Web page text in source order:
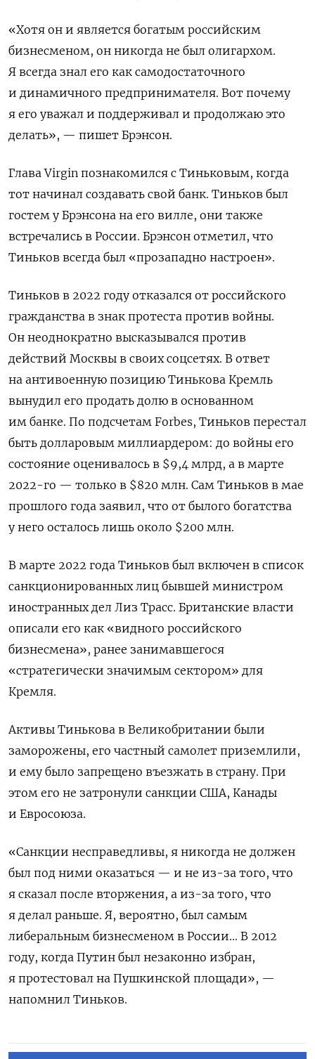
«Хотя он и является богатым российским
бизнесменом, он никогда не был олигархом.
Я всегда знал его как самодостаточного
и динамичного предпринимателя. Вот почему
я его уважал и поддерживал и продолжаю это
делать», — пишет Брэнсон.
Глава Virgin познакомился с Тиньковым, когда
тот начинал создавать свой банк. Тиньков был
гостем у Брэнсона на его вилле, они также
встречались в России. Брэнсон отметил, что
Тиньков всегда был «прозападно настроен».
Тиньков в 2022 году отказался от российского
гражданства в знак протеста против войны.
Он неоднократно высказывался против
действий Москвы в своих соцсетях. В ответ
на антивоенную позицию Тинькова Кремль
вынудил его продать долю в основанном
им банке. По подсчетам Forbes, Тиньков перестал
быть долларовым миллиардером: до войны его
состояние оценивалось в $9,4 млрд, а в марте
2022-го — только в $820 млн. Сам Тиньков в мае
прошлого года заявил, что от былого богатства
у него осталось лишь около $200 млн.
В марте 2022 года Тиньков был включен в список
санкционированных лиц бывшей министром
иностранных дел Лиз Трасс. Британские власти
описали его как «видного российского
бизнесмена», ранее занимавшегося
«стратегически значимым сектором» для
Кремля.
Активы Тинькова в Великобритании были
заморожены, его частный самолет приземлили,
и ему было запрещено въезжать в страну. При
этом его не затронули санкции США, Канады
и Евросоюза.
«Санкции несправедливы, я никогда не должен
был под ними оказаться — и не из-за того, что
я сказал после вторжения, а из-за того, что
я делал раньше. Я, вероятно, был самым
либеральным бизнесменом в России… В 2012
году, когда Путин был незаконно избран,
я протестовал на Пушкинской площади», —
напомнил Тиньков.